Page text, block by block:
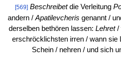
[569] Beschreibetdie Verleitung
andern / Apatilevcheris genannt /
derselben bethören lassen: Lehret/
erschröcklichsten irren / wann sie
Schein / nehren / und sich